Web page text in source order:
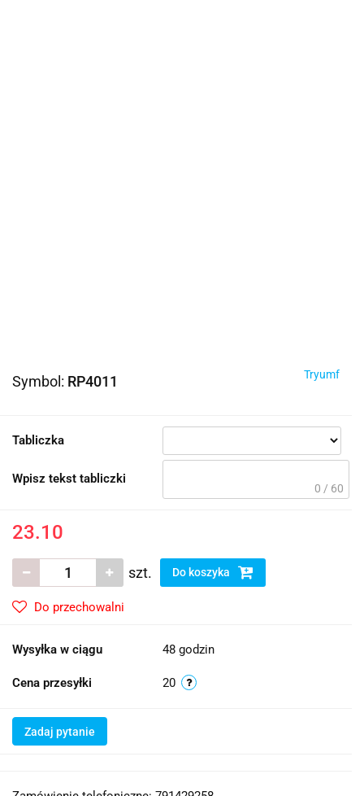
Symbol: RP4011 Tryumf
Tabliczka
Wpisz tekst tabliczki
0 / 60
23.10
szt. Do koszyka
Do przechowalni
Wysyłka w ciągu 48 godzin
Cena przesyłki 20
Zadaj pytanie